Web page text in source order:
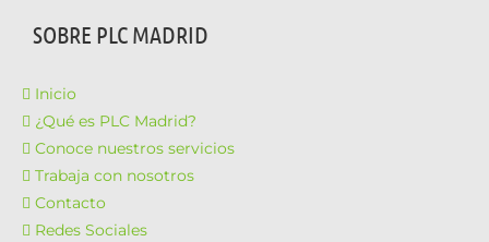
SOBRE PLC MADRID
Inicio
¿Qué es PLC Madrid?
Conoce nuestros servicios
Trabaja con nosotros
Contacto
Redes Sociales